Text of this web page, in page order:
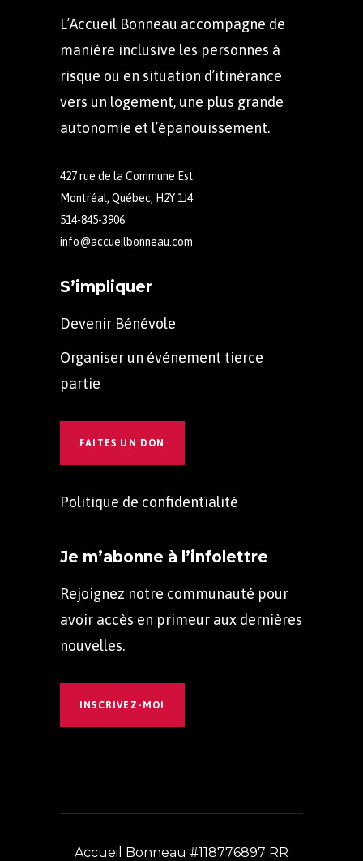
L’Accueil Bonneau accompagne de
manière inclusive les personnes à
risque ou en situation d’itinérance
vers un logement, une plus grande
autonomie et l’épanouissement.
427 rue de la Commune Est
Montréal, Québec, H2Y 1J4
514-845-3906
info@accueilbonneau.com
S’impliquer
Devenir Bénévole
Organiser un événement tierce
partie
FAITES UN DON
Politique de confidentialité
Je m’abonne à l’infolettre
Rejoignez notre communauté pour
avoir accès en primeur aux dernières
nouvelles.
INSCRIVEZ-MOI
Accueil Bonneau #118776897 RR